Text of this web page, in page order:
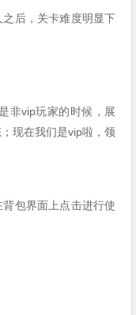
后，关卡难度明显下
非vip玩家的时候，展
现在我们是vip啦，领
包界面上点击进行使